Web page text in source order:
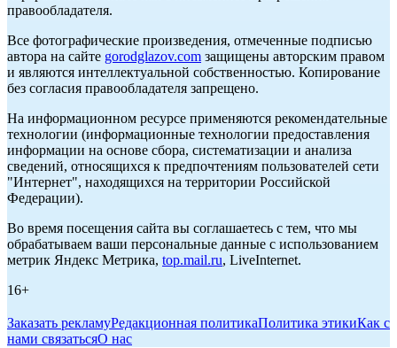
правообладателя.
Все фотографические произведения, отмеченные подписью
автора на сайте gorodglazov.com защищены авторским правом
и являются интеллектуальной собственностью. Копирование
без согласия правообладателя запрещено.
На информационном ресурсе применяются рекомендательные
технологии (информационные технологии предоставления
информации на основе сбора, систематизации и анализа
сведений, относящихся к предпочтениям пользователей сети
"Интернет", находящихся на территории Российской
Федерации).
Во время посещения сайта вы соглашаетесь с тем, что мы
обрабатываем ваши персональные данные с использованием
метрик Яндекс Метрика, top.mail.ru, LiveInternet.
16+
Заказать рекламуРедакционная политикаПолитика этикиКак с
нами связатьсяО нас